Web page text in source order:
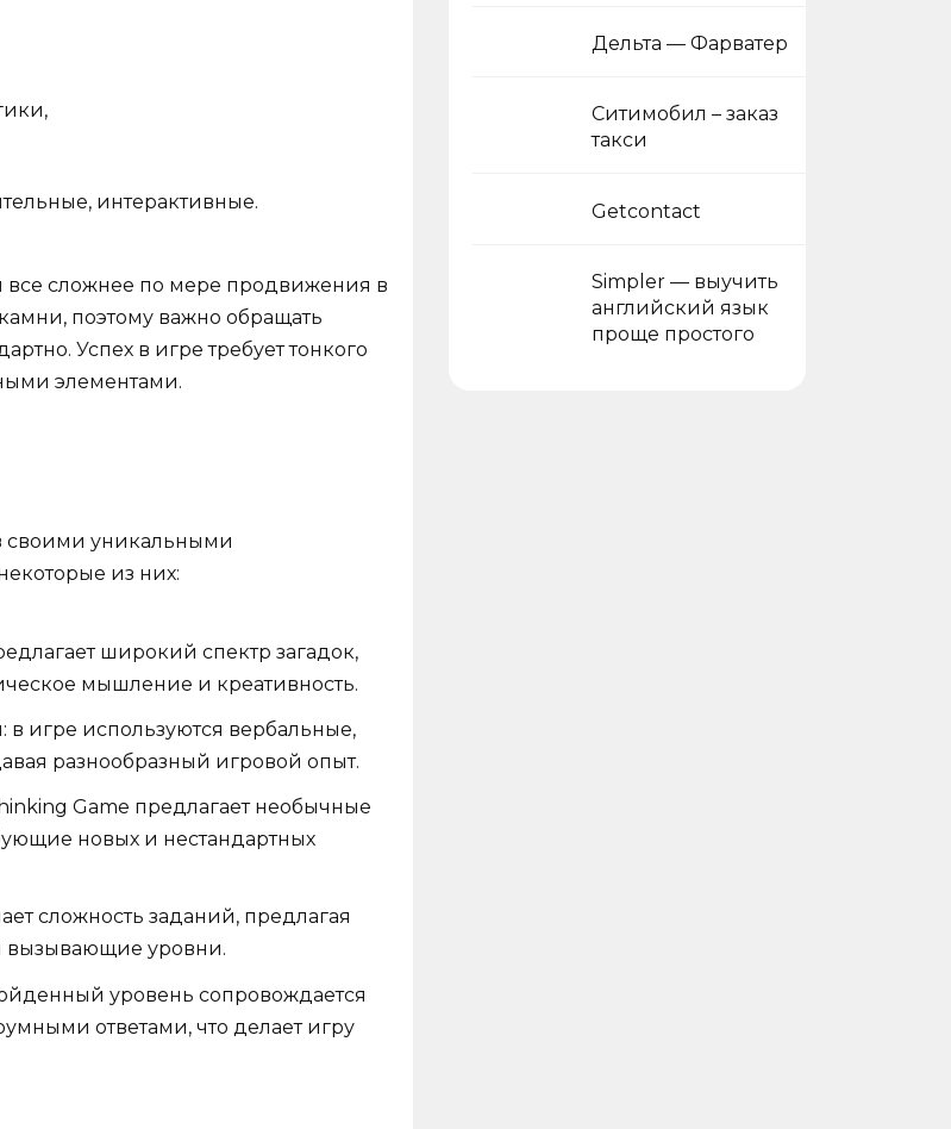
интерактивные.
все сложнее по мере продвижения в
поэтому важно обращать
Успех в игре требует тонкого
элементами.
своими уникальными
из них:
широкий спектр загадок,
мышление и креативность.
игре используются вербальные,
разнообразный игровой опыт.
Game предлагает необычные
новых и нестандартных
сложность заданий, предлагая
вызывающие уровни.
уровень сопровождается
ответами, что делает игру
Дельта — Фарватер
Ситимобил – заказ
такси
Getcontact
Simpler — выучить
английский язык
проще простого